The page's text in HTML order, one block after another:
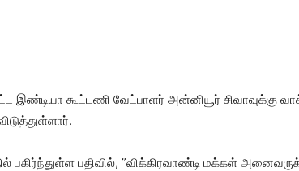
இண்டியா கூட்டணி வேட்பாளர் அன்னியூர் சிவாவுக்கு
பகிர்ந்துள்ள பதிவில், ”விக்கிரவாண்டி மக்கள்